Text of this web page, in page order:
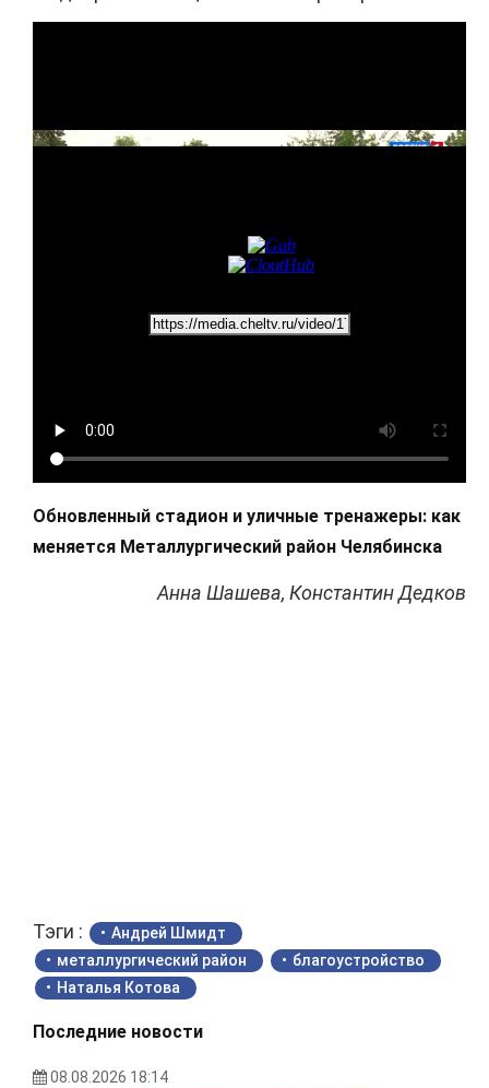
Обновленный стадион и уличные тренажеры: как
меняется Металлургический район Челябинска
Анна Шашева, Константин Дедков
Тэги :
Андрей Шмидт
металлургический район
благоустройство
Наталья Котова
Последние новости
08.08.2026 18:14